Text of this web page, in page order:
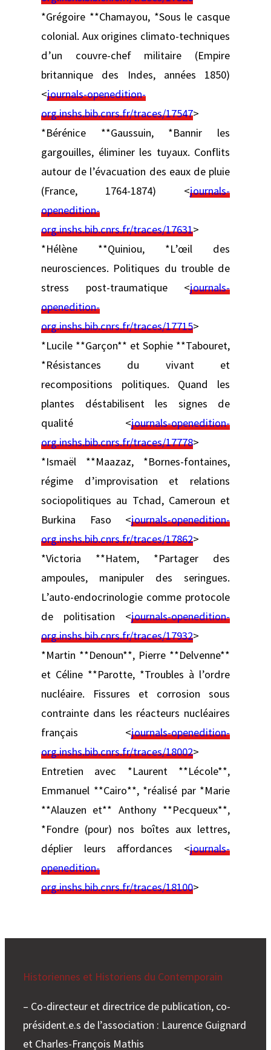
*Grégoire **Chamayou, *Sous le casque
colonial. Aux origines climato-techniques
d’un couvre-chef militaire (Empire
britannique des Indes, années 1850)
<journals-openedition-
org.inshs.bib.cnrs.fr/traces/17547>
*Bérénice **Gaussuin, *Bannir les
gargouilles, éliminer les tuyaux. Conflits
autour de l’évacuation des eaux de pluie
(France, 1764-1874) <journals-
openedition-
org.inshs.bib.cnrs.fr/traces/17631>
*Hélène **Quiniou, *L’œil des
neurosciences. Politiques du trouble de
stress post-traumatique <journals-
openedition-
org.inshs.bib.cnrs.fr/traces/17715>
*Lucile **Garçon** et Sophie **Tabouret,
*Résistances du vivant et
recompositions politiques. Quand les
plantes déstabilisent les signes de
qualité <journals-openedition-
org.inshs.bib.cnrs.fr/traces/17778>
*Ismaël **Maazaz, *Bornes-fontaines,
régime d’improvisation et relations
sociopolitiques au Tchad, Cameroun et
Burkina Faso <journals-openedition-
org.inshs.bib.cnrs.fr/traces/17862>
*Victoria **Hatem, *Partager des
ampoules, manipuler des seringues.
L’auto-endocrinologie comme protocole
de politisation <journals-openedition-
org.inshs.bib.cnrs.fr/traces/17932>
*Martin **Denoun**, Pierre **Delvenne**
et Céline **Parotte, *Troubles à l’ordre
nucléaire. Fissures et corrosion sous
contrainte dans les réacteurs nucléaires
français <journals-openedition-
org.inshs.bib.cnrs.fr/traces/18002>
Entretien avec *Laurent **Lécole**,
Emmanuel **Cairo**, *réalisé par *Marie
**Alauzen et** Anthony **Pecqueux**,
*Fondre (pour) nos boîtes aux lettres,
déplier leurs affordances <journals-
openedition-
org.inshs.bib.cnrs.fr/traces/18100>
Historiennes et Historiens du Contemporain
– Co-directeur et directrice de publication, co-
président.e.s de l’association : Laurence Guignard
et Charles-François Mathis